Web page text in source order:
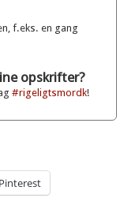
f.eks. en gang
opskrifter?
#rigeligtsmordk!
Pinterest